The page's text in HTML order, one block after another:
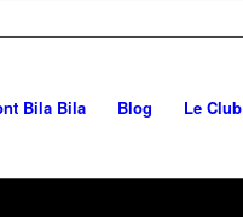
Bila Bila Blog Le Club